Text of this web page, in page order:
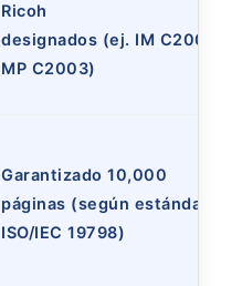
Ricoh
designados (ej. IM C2000,
MP C2003)
Garantizado 10,000
páginas (según estándar
ISO/IEC 19798)